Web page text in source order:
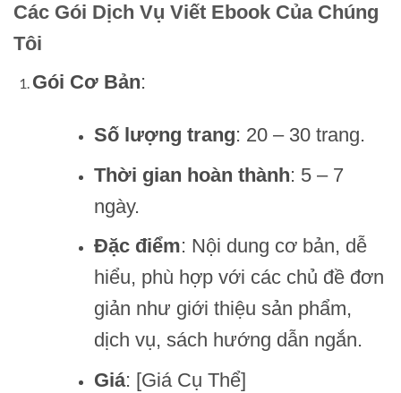
Các Gói Dịch Vụ Viết Ebook Của Chúng
Tôi
Gói Cơ Bản:
Số lượng trang: 20 – 30 trang.
Thời gian hoàn thành: 5 – 7
ngày.
Đặc điểm: Nội dung cơ bản, dễ
hiểu, phù hợp với các chủ đề đơn
giản như giới thiệu sản phẩm,
dịch vụ, sách hướng dẫn ngắn.
Giá: [Giá Cụ Thể]